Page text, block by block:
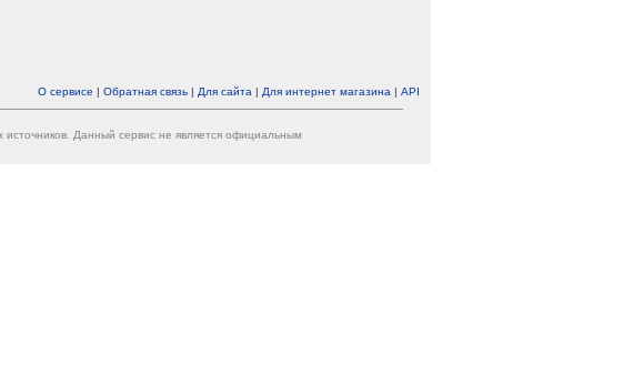
О сервисе | Обратная связь | Для сайта | Для интернет магазина | API
Данный сервис не является официальным